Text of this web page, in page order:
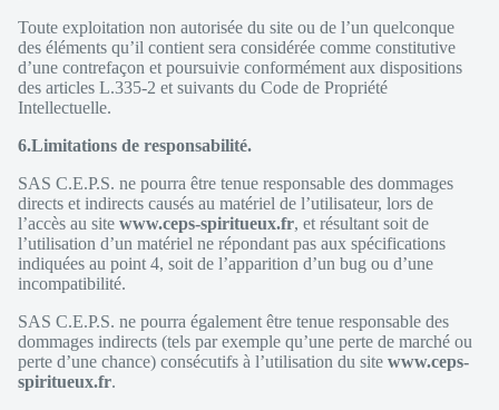
Toute exploitation non autorisée du site ou de l’un quelconque
des éléments qu’il contient sera considérée comme constitutive
d’une contrefaçon et poursuivie conformément aux dispositions
des articles L.335-2 et suivants du Code de Propriété
Intellectuelle.
6.Limitations de responsabilité.
SAS C.E.P.S. ne pourra être tenue responsable des dommages
directs et indirects causés au matériel de l’utilisateur, lors de
l’accès au site www.ceps-spiritueux.fr, et résultant soit de
l’utilisation d’un matériel ne répondant pas aux spécifications
indiquées au point 4, soit de l’apparition d’un bug ou d’une
incompatibilité.
SAS C.E.P.S. ne pourra également être tenue responsable des
dommages indirects (tels par exemple qu’une perte de marché ou
perte d’une chance) consécutifs à l’utilisation du site www.ceps-
spiritueux.fr.